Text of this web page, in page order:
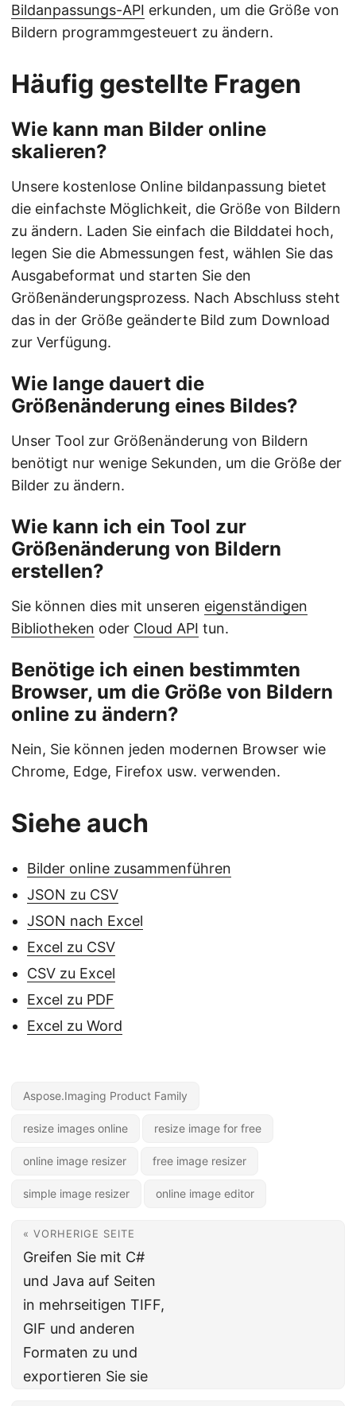
Bildanpassungs-API erkunden, um die Größe von
Bildern programmgesteuert zu ändern.
Häufig gestellte Fragen
Wie kann man Bilder online
skalieren?
Unsere kostenlose Online bildanpassung bietet
die einfachste Möglichkeit, die Größe von Bildern
zu ändern. Laden Sie einfach die Bilddatei hoch,
legen Sie die Abmessungen fest, wählen Sie das
Ausgabeformat und starten Sie den
Größenänderungsprozess. Nach Abschluss steht
das in der Größe geänderte Bild zum Download
zur Verfügung.
Wie lange dauert die
Größenänderung eines Bildes?
Unser Tool zur Größenänderung von Bildern
benötigt nur wenige Sekunden, um die Größe der
Bilder zu ändern.
Wie kann ich ein Tool zur
Größenänderung von Bildern
erstellen?
Sie können dies mit unseren eigenständigen
Bibliotheken oder Cloud API tun.
Benötige ich einen bestimmten
Browser, um die Größe von Bildern
online zu ändern?
Nein, Sie können jeden modernen Browser wie
Chrome, Edge, Firefox usw. verwenden.
Siehe auch
Bilder online zusammenführen
JSON zu CSV
JSON nach Excel
Excel zu CSV
CSV zu Excel
Excel zu PDF
Excel zu Word
Aspose.Imaging Product Family
resize images online resize image for free
online image resizer free image resizer
simple image resizer online image editor
« VORHERIGE SEITE
Greifen Sie mit C#
und Java auf Seiten
in mehrseitigen TIFF,
GIF und anderen
Formaten zu und
exportieren Sie sie